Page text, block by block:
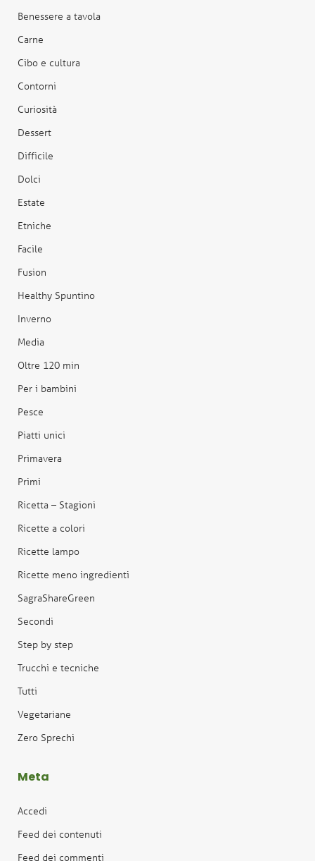
Benessere a tavola
Carne
Cibo e cultura
Contorni
Curiosità
Dessert
Difficile
Dolci
Estate
Etniche
Facile
Fusion
Healthy Spuntino
Inverno
Media
Oltre 120 min
Per i bambini
Pesce
Piatti unici
Primavera
Primi
Ricetta – Stagioni
Ricette a colori
Ricette lampo
Ricette meno ingredienti
SagraShareGreen
Secondi
Step by step
Trucchi e tecniche
Tutti
Vegetariane
Zero Sprechi
Meta
Accedi
Feed dei contenuti
Feed dei commenti